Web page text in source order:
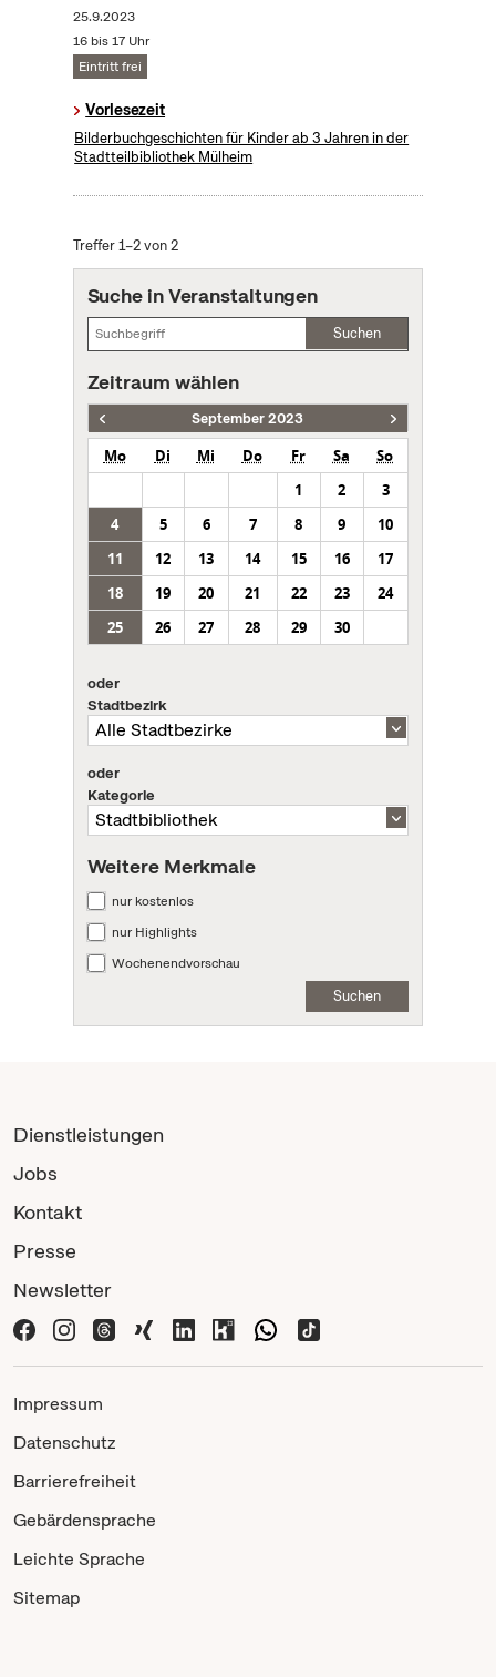
25.9.2023
16 bis 17 Uhr
Eintritt frei
Vorlesezeit
Bilderbuchgeschichten für Kinder ab 3 Jahren in der
Stadtteilbibliothek Mülheim
Treffer 1–2 von 2
Suche in Veranstaltungen
Suchen
Zeitraum wählen
September 2023
Mo Di Mi Do Fr Sa
So
1
2
3
4
5 6 7 8 9
10
11
12 13 14 15 16
17
18
19 20 21 22 23
24
25
26 27 28 29 30
oder
Stadtbezirk
oder
Kategorie
Weitere Merkmale
nur kostenlos
nur Highlights
Wochenendvorschau
Suchen
Dienstleistungen
Jobs
Kontakt
Presse
Newsletter
Impressum
Datenschutz
Barrierefreiheit
Gebärdensprache
Leichte Sprache
Sitemap